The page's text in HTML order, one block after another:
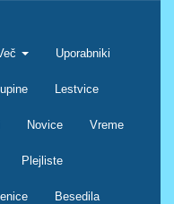
Uporabniki
Lestvice
Novice Vreme
Plejliste
Besedila